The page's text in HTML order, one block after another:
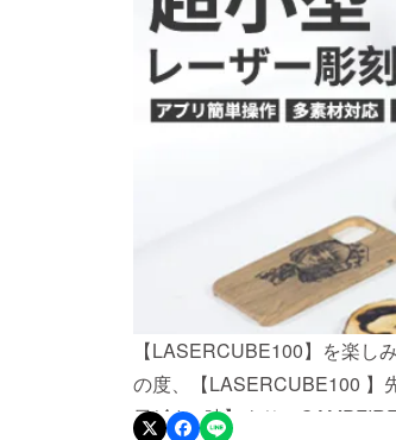
【LASERCUBE100】を楽し
の度、【LASERCUBE100 】
日(金)17時】より、